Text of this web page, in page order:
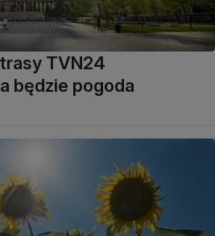
TVN24
będzie pogoda